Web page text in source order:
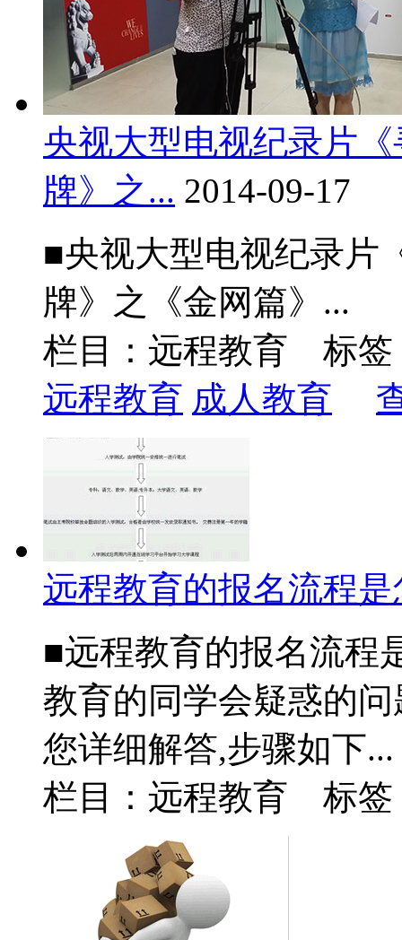
央视大型电视纪录片
牌》之... 2014-09-17
■央视大型电视纪录片
牌》之《金网篇》...
栏目：远程教育 标签
远程教育 成人教育
远程教育的报名流程
■远程教育的报名流程
教育的同学会疑惑的
您详细解答,步骤如下...
栏目：远程教育 标签